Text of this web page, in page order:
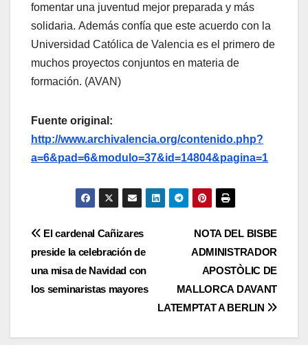
fomentar una juventud mejor preparada y más
solidaria. Además confía que este acuerdo con la
Universidad Católica de Valencia es el primero de
muchos proyectos conjuntos en materia de
formación. (AVAN)
Fuente original:
http://www.archivalencia.org/contenido.php?
a=6&pad=6&modulo=37&id=14804&pagina=1
Navegación
de
entradas
NOTA DEL BISBE
ADMINISTRADOR
APOSTÒLIC DE
MALLORCA DAVANT
LATEMPTAT A BERLIN
El cardenal Cañizares
preside la celebración de
una misa de Navidad con
los seminaristas mayores